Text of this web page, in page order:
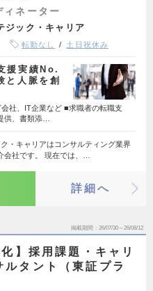
ィネーター
ジック・キャリア
転勤なし 土日祝休み
援実績No.
と人脈を創
社、IT企業など ■求職者の転職支
供、書類添…
・キャリアはコンサルティング業界
会社です。 現在では、…
詳細へ
掲載期間 26/07/30～26/08/12
】採用課題・キャリ
タント（東証プラ